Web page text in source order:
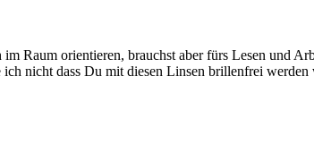
Raum orientieren, brauchst aber fürs Lesen und
nicht dass Du mit diesen Linsen brillenfrei werden